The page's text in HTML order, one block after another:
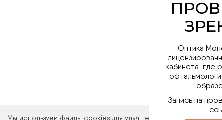
Мы используем файлы cookies для улучшения работы сайта.
Оптика
кабинета, где
Запись на